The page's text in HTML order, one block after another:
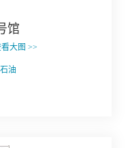
馆
大图 >>
油